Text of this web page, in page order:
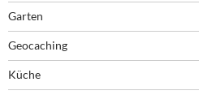
Garten
Geocaching
Küche